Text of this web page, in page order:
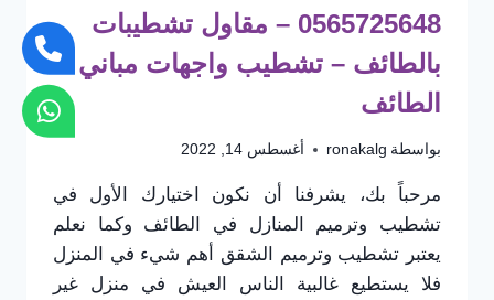
0565725648 – مقاول تشطيبات
بالطائف – تشطيب واجهات مباني
الطائف
بواسطة ronakalg أغسطس 14, 2022
مرحباً بك، يشرفنا أن نكون اختيارك الأول في
تشطيب وترميم المنازل في الطائف وكما نعلم
يعتبر تشطيب وترميم الشقق أهم شيء في المنزل
فلا يستطيع غالبية الناس العيش في منزل غير